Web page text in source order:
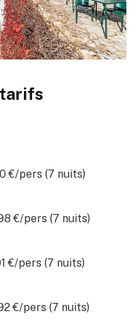
€/pers (7 nuits)
€/pers (7 nuits)
€/pers (7 nuits)
€/pers (7 nuits)